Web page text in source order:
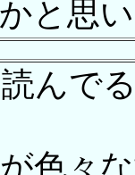
と思
んで
色々